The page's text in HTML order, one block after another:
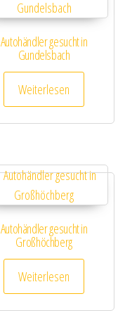
Autohändler gesucht in
Gundelsbach
Weiterlesen
Autohändler gesucht in
Großhöchberg
Weiterlesen